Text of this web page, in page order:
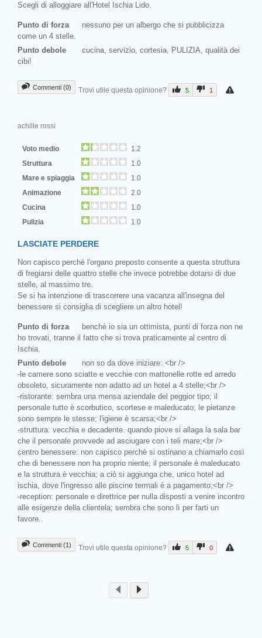
Scegli di alloggiare all'Hotel Ischia Lido.
Punto di forza
nessuno per un albergo che si pubblicizza
come un 4 stelle.
Punto debole
cucina, servizio, cortesia, PULIZIA, qualità dei
cibi!
Commenti (0) Trovi utile questa opinione? 5 1
achille rossi
Voto medio
1.2
Struttura
1.0
Mare e spiaggia
1.0
Animazione
2.0
Cucina
1.0
Pulizia
1.0
LASCIATE PERDERE
Non capisco perchè l'organo preposto consente a questa struttura
di fregiarsi delle quattro stelle che invece potrebbe dotarsi di due
stelle, al massimo tre.
Se si ha intenzione di trascorrere una vacanza all'insegna del
benessere si consiglia di scegliere un altro hotel!
Punto di forza
benchè io sia un ottimista, punti di forza non ne
ho trovati, tranne il fatto che si trova praticamente al centro di
Ischia.
Punto debole
non so da dove iniziare: <br />
-le camere sono sciatte e vecchie con mattonelle rotte ed arredo
obsoleto, sicuramente non adatto ad un hotel a 4 stelle;<br />
-ristorante: sembra una mensa aziendale del peggior tipo; il
personale tutto è scorbutico, scortese e maleducato; le pietanze
sono sempre le stesse; l'igiene è scarsa;<br />
-struttura: vecchia e decadente. quando piove si allaga la sala bar
che il personale provvede ad asciugare con i teli mare;<br />
centro benessere: non capisco perchè si ostinano a chiamarlo così
che di benessere non ha proprio niente; il personale è maleducato
e la struttura è vecchia; a ciò si aggiunga che, unico hotel ad
ischia, dove l'ingresso alle piscine termali è a pagamento;<br />
-reception: personale e direttrice per nulla disposti a venire incontro
alle esigenze della clientela; sembra che sono lì per farti un
favore..
Commenti (1) Trovi utile questa opinione? 5 0